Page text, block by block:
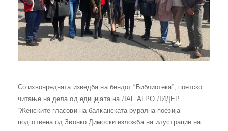
Со извонредната изведба на бендот “Библиотека”, поетско
читање на дела од едицијата на ЛАГ АГРО ЛИДЕР
“Женските гласови на балканската рурална поезија”
подготвена од Звонко Димоски изложба на илустрации на